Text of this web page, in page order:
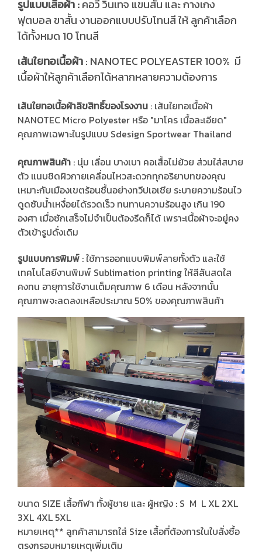
รูปแบบเสื้อผ้า :คอวี วินเทจ แขนสั้น และ กางเกง
ฟุตบอล ขาสั้น งานออกแบบปรับโทนสี ให้ ลูกค้าเลือก
ได้ทั้งหมด 10 โทนสี
เส้นใยทอเนื้อผ้า: NANOTEC POLYEASTER 100% มี
เนื้อผ้าให้ลูกค้าเลือกได้หลากหลายความต้องการ
เส้นใยทอเนื้อผ้าลิขสิทธิ์ของโรงงาน : เส้นใยทอเนื้อผ้า
NANOTEC Micro Polyester หรือ "มาโคร เนื้อละเอียด"
คุณภาพเฉพาะในรูปแบบ Sdesign Sportwear Thailand
คุณภาพสินค้า : นุ่ม เลื่อน บางเบา คอเสื้อไม่ย้วย ส่วมใส่สบาย
ตัว แนบชิดผิวกายเคลื่อนไหวสะดวกทุกอริยาบทของคุณ
เหมาะกับเมืองเขตร้อนชื้นอย่างทวีปเอเชีย ระบายความร้อนไว
ดูดซับน้ำเหงื่อยได้รวดเร็ว ทนทานความร้อนสูง เกิน 190
องศา เมื่อซักเสร็จไม่จำเป็นต้องรีดก็ได้ เพราะเนื้อผ้าจะอยู่คง
ตัวเข้ารูปดั่งเดิม
รูปแบบการพิมพ์ : ใช้การออกแบบพิมพ์ลายทั้งตัว และใช้
เทคโนโลยีงานพิมพ์ Sublimation printing ให้สีสันสดใส
คงทน อายุการใช้งานเต็มคุณภาพ 6 เดือน หลังจากนั้น
คุณภาพจะลดลงเหลือประมาณ 50% ของคุณภาพสินค้า
ขนาด SIZE เสื้อกีฬา ทั้งผู้ชาย และ ผู้หญิง : S M L XL 2XL
3XL 4XL 5XL
หมายเหตุ** ลูกค้าสามารถใส่ Size เสื้อที่ต้องการในใบสั่งซื้อ
ตรงกรอบหมายเหตุเพิ่มเติม